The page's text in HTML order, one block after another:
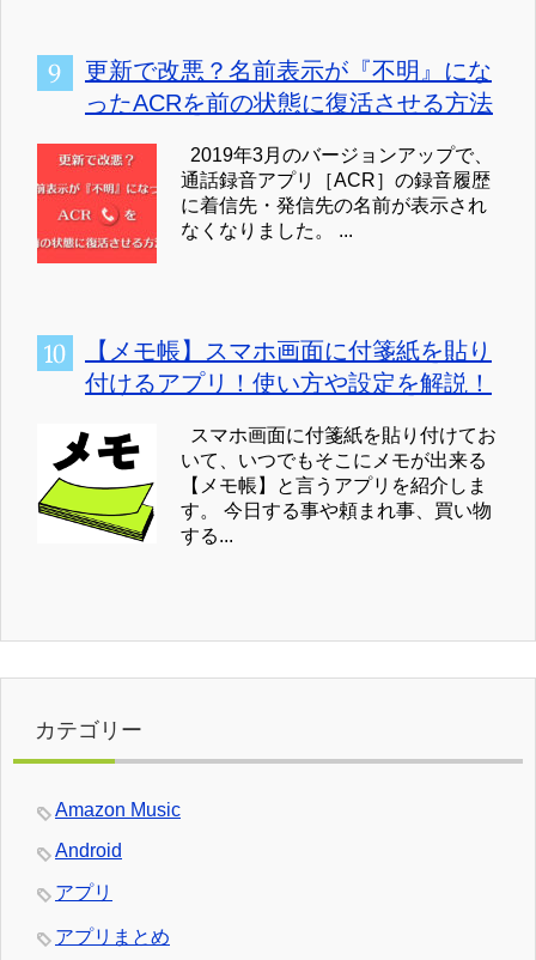
更新で改悪？名前表示が『不明』にな
ったACRを前の状態に復活させる方法
2019年3月のバージョンアップで、
通話録音アプリ［ACR］の録音履歴
に着信先・発信先の名前が表示され
なくなりました。 ...
【メモ帳】スマホ画面に付箋紙を貼り
付けるアプリ！使い方や設定を解説！
スマホ画面に付箋紙を貼り付けてお
いて、いつでもそこにメモが出来る
【メモ帳】と言うアプリを紹介しま
す。 今日する事や頼まれ事、買い物
する...
カテゴリー
Amazon Music
Android
アプリ
アプリまとめ